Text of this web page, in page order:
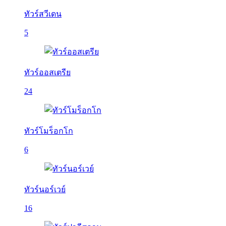
ทัวร์สวีเดน
5
ทัวร์ออสเตรีย
24
ทัวร์โมร็อกโก
6
ทัวร์นอร์เวย์
16